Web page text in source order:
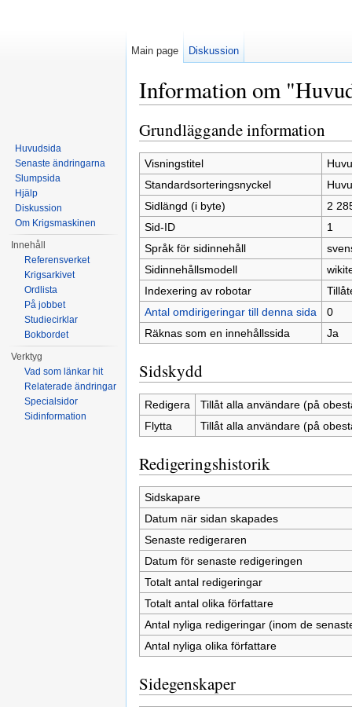
Information om
Grundläggande information
Visningstitel
Standardsorteringsnyckel
Sidlängd (i byte)
2
Sid-ID
1
Språk för sidinnehåll
Sidinnehållsmodell
Indexering av robotar
Antal omdirigeringar till denna sida
0
Räknas som en innehållssida
Ja
Sidskydd
Redigera
Tillåt alla användare (på
Flytta
Tillåt alla användare (på
Redigeringshistorik
Sidskapare
Datum när sidan skapades
Senaste redigeraren
Datum för senaste redigeringen
Totalt antal redigeringar
Totalt antal olika författare
Antal nyliga redigeringar (inom de
Antal nyliga olika författare
Sidegenskaper
Main page Diskussion
Huvudsida
Senaste ändringarna
Slumpsida
Hjälp
Diskussion
Om Krigsmaskinen
Innehåll
Referensverket
Krigsarkivet
Ordlista
På jobbet
Studiecirklar
Bokbordet
Verktyg
Vad som länkar hit
Relaterade ändringar
Specialsidor
Sidinformation